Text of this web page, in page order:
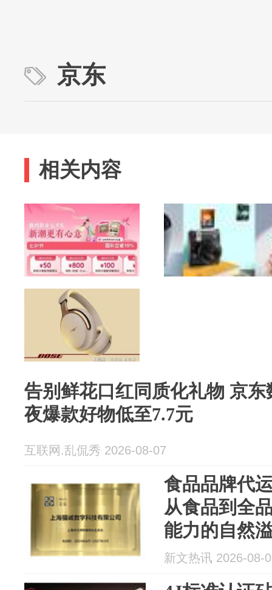
京东
相关内容
告别鲜花口红同质化礼物 京
夜爆款好物低至7.7元
互联网.乱侃秀 2026-08-07
食品品牌代
从食品到全
能力的自然
新文热讯 2026-08-